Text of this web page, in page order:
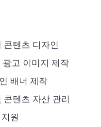
콘텐츠 디자인
광고 이미지 제작
배너 제작
텐츠 자산 관리
원